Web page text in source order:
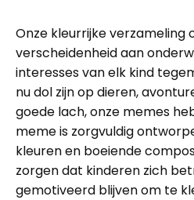
Onze kleurrijke verzameling
verscheidenheid aan
interesses van elk kind
nu dol zijn op dieren,
goede lach, onze memes
meme is zorgvuldig
kleuren en boeiende
zorgen dat kinderen zich
gemotiveerd blijven om te